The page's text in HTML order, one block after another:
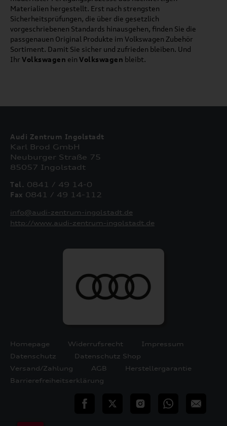
Materialien hergestellt. Erst nach strengsten
Sicherheitsprüfungen, die über die gesetzlich
vorgeschriebenen Standards hinausgehen, finden Sie die
passgenauen Original Produkte im Volkswagen Zubehör
Sortiment. Damit Sie sicher und zufrieden bleiben. Und
Ihr Volkswagen ein Volkswagen bleibt.
Audi Zentrum Ingolstadt
Karl Brod GmbH
Neuburger Straße 75
85057 Ingolstadt
Tel. 0841 / 49 14-0
Fax 0841 / 49 14-112
info@audi-zentrum-ingolstadt.de
http://www.audi-zentrum-ingolstadt.de
Homepage Widerrufsrecht
Impressum
Datenschutz
Datenschutz Shop
Versand/Zahlung
AGB
Herstellergarantie
Barrierefreiheitserklärung
teilen Twitter InstagramWhatsApp
E-